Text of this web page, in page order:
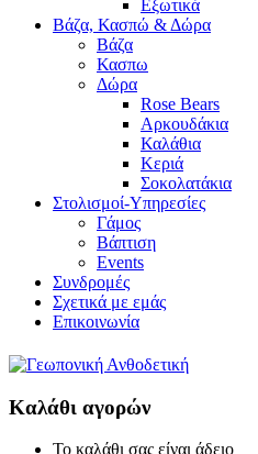
Εξωτικά
Βάζα, Κασπώ & Δώρα
Βάζα
Κασπω
Δώρα
Rose Bears
Αρκουδάκια
Καλάθια
Κεριά
Σοκολατάκια
Στολισμοί-Υπηρεσίες
Γάμος
Βάπτιση
Events
Συνδρομές
Σχετικά με εμάς
Επικοινωνία
Καλάθι αγορών
Το καλάθι σας είναι άδειο